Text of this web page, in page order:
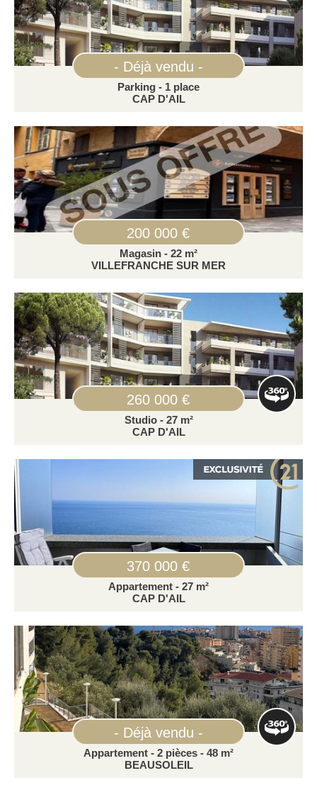
- Déjà vendu -
Parking - 1 place
CAP D'AIL
200 000 €
Magasin - 22 m²
VILLEFRANCHE SUR MER
260 000 €
Studio - 27 m²
CAP D'AIL
370 000 €
Appartement - 27 m²
CAP D'AIL
- Déjà vendu -
Appartement - 2 pièces - 48 m²
BEAUSOLEIL